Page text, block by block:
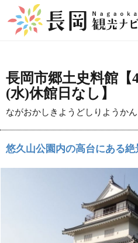
長岡市郷土史料館【
(水)休館日なし】
ながおかしきようどしりようかん
悠久山公園内の高台にある絶